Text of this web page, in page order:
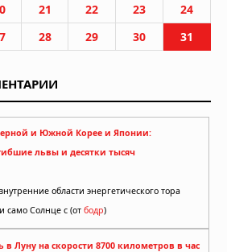
21 22 23
24
28 29 30 31
и Южной Корее и Японии:
львы и десятки тысяч
области энергетического тора
само Солнце с (от бодр)
в Луну на скорости 8700 километров в час